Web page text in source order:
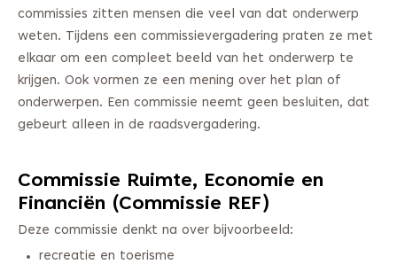
commissies zitten mensen die veel van dat onderwerp
weten. Tijdens een commissievergadering praten ze met
elkaar om een compleet beeld van het onderwerp te
krijgen. Ook vormen ze een mening over het plan of
onderwerpen. Een commissie neemt geen besluiten, dat
gebeurt alleen in de raadsvergadering.
Commissie Ruimte, Economie en
Financiën (Commissie REF)
Deze commissie denkt na over bijvoorbeeld:
recreatie en toerisme